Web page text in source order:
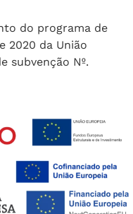
do programa de
2020 da União
subvenção Nº.